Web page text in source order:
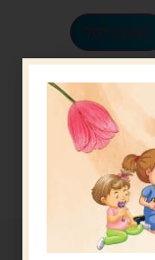
הוספה לסל
?